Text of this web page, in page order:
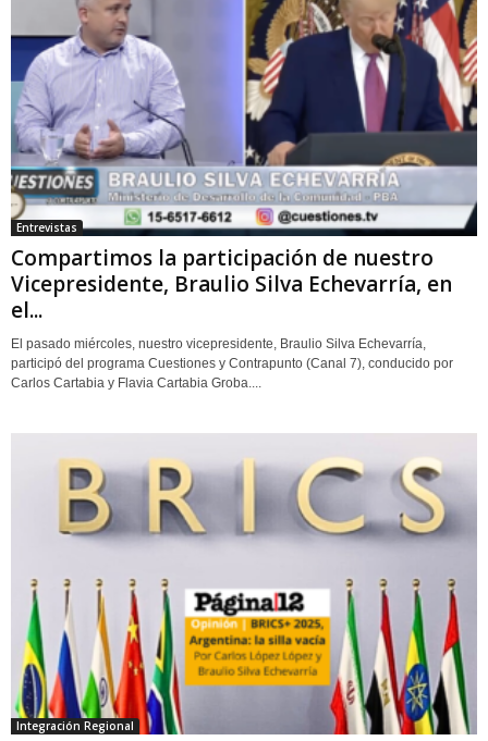
Entrevistas
Compartimos la participación de nuestro
Vicepresidente, Braulio Silva Echevarría, en
el...
El pasado miércoles, nuestro vicepresidente, Braulio Silva Echevarría,
participó del programa Cuestiones y Contrapunto (Canal 7), conducido por
Carlos Cartabia y Flavia Cartabia Groba....
Integración Regional